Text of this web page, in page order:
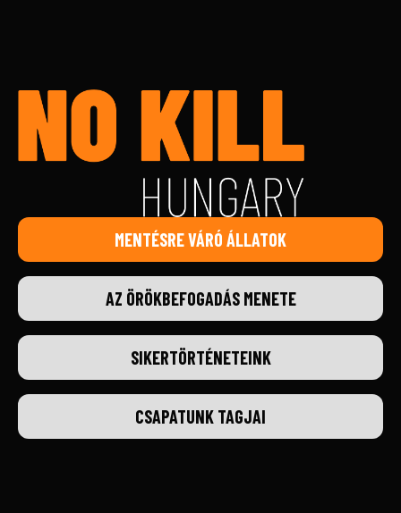
MENTÉSRE VÁRÓ ÁLLATOK
AZ ÖRÖKBEFOGADÁS MENETE
SIKERTÖRTÉNETEINK
CSAPATUNK TAGJAI